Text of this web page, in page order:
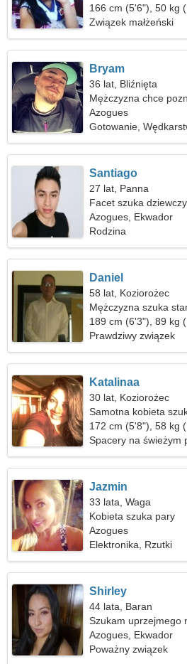
166 cm (5'6"), 50 kg
Związek małżeński
Bryam
36 lat, Bliźnięta
Mężczyzna chce
Azogues
Gotowanie,
Santiago
27 lat, Panna
Facet szuka
Azogues, Ekwador
Rodzina
Daniel
58 lat, Koziorożec
Mężczyzna szuka
189 cm (6'3"), 89 kg
Prawdziwy związek
Katalinaa
30 lat, Koziorożec
Samotna kobieta
172 cm (5'8"), 58 kg
Spacery na świeżym
Jazmin
33 lata, Waga
Kobieta szuka pary
Azogues
Elektronika, Rzutki
Shirley
44 lata, Baran
Szukam uprzejmego
Azogues, Ekwador
Poważny związek